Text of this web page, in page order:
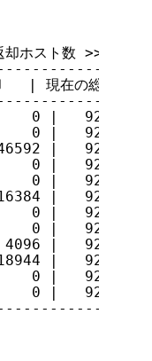
ホスト数 >>
現在の総量
0 |
0 |
|
0 |
0 |
|
0 |
0 |
|
|
0 |
0 |